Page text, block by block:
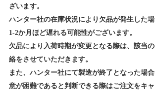
ざいます。
ハンター社の在庫状況により欠品が発生した
1-2か月ほど遅れる可能性がございます。
欠品により入荷時期が変更となる際は、該当
絡をさせていただきます。
また、ハンター社にて製造が終了となった場
意が困難であると判断できる際はご注文をキ